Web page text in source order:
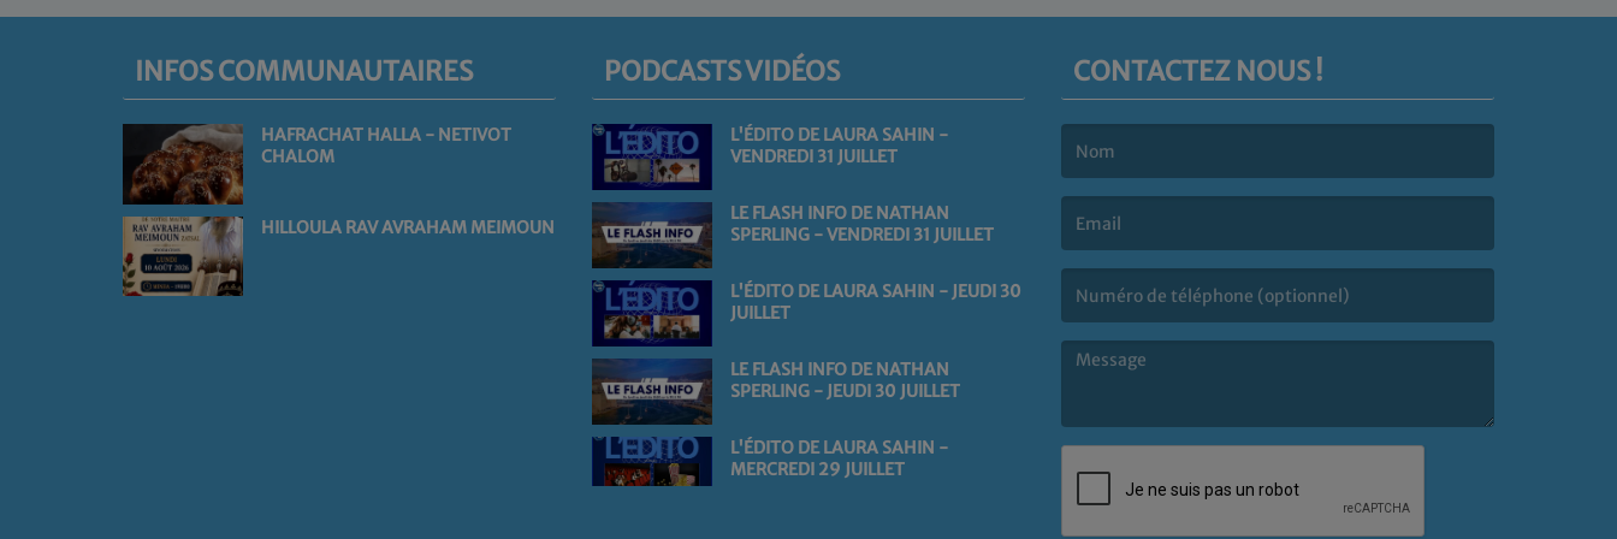
INFOS COMMUNAUTAIRES
HAFRACHAT HALLA - NETIVOT
CHALOM
HILLOULA RAV AVRAHAM MEIMOUN
PODCASTS VIDÉOS
L'ÉDITO DE LAURA SAHIN -
VENDREDI 31 JUILLET
LE FLASH INFO DE NATHAN
SPERLING - VENDREDI 31 JUILLET
L'ÉDITO DE LAURA SAHIN - JEUDI 30
JUILLET
LE FLASH INFO DE NATHAN
SPERLING - JEUDI 30 JUILLET
L'ÉDITO DE LAURA SAHIN -
MERCREDI 29 JUILLET
CONTACTEZ NOUS !